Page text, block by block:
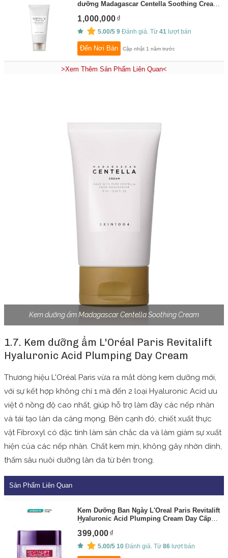
dưỡng Madagascar Centella Soothing Cream
1,000,000
5.00/5 9 Đánh giá. Từ41 lượt bán
Đến Nơi Bán Cập nhật 1 năm trước
>Xem Thêm Sản Phẩm Liên Quan<
Kem dưỡng ẩm Madagascar Centella Soothing Cream
1.7. Kem dưỡng ẩm L'Oréal Paris Revitalift
Hyaluronic Acid Plumping Day Cream
Thương hiệu L'Oréal Paris vừa ra mắt dòng kem dưỡng mới,
với sự kết hợp không chỉ 1 mà đến 2 loại Hyaluronic Acid ưu
việt ở nồng độ cao nhất, giúp hỗ trợ làm đầy các nếp nhăn
và tái tạo làn da căng mọng. Bên cạnh đó, chiết xuất thực
vật Fibroxyl có đặc tính làm săn chắc da và làm giảm sự xuất
hiện của các nếp nhăn. Chất kem mịn, không gây nhờn dính,
thấm sâu nuôi dưỡng làn da từ bên trong.
Sản Phẩm Liên Quan
Kem Dưỡng Ban Ngày L'Oreal Paris Revitalift
Hyaluronic Acid Plumping Cream Day Cấp
399,000
5.00/5 10 Đánh giá. Từ86 lượt bán